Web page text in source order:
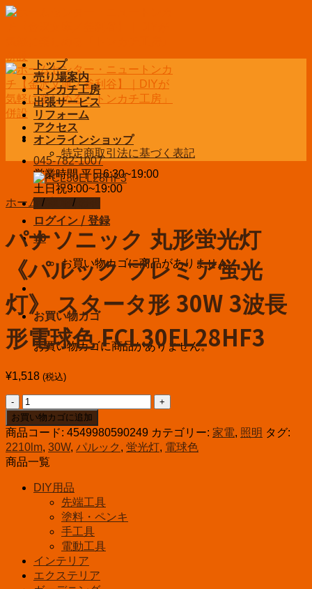
Skip
045-782-1007
営業時間 平日6:30~19:00
土日祝9:00~19:00
お問い合わせ
ログイン / 登録
¥0
お買い物カゴに商品がありません。
お買い物カゴ
お買い物カゴに商品がありません。
トップ
売り場案内
トンカチ工房
出張サービス
リフォーム
アクセス
オンラインショップ
特定商取引法に基づく表記
ホーム / /
パナソニック 丸形蛍光灯
《パルック プレミア蛍光
灯》 スタータ形 30W 3波長
形電球色 FCL30EL28HF3
¥1,518 (税込)
パ
ナ
ソ
ニ
ッ
丸
《パ
ル
お買い物カゴに追加
商品コード: 4549980590249 カテゴリー: 家電, 照明 タグ:
2210lm, 30W, パルック , 蛍光灯, 電球色
商品一覧
DIY用品
先端工具
塗料・ペンキ
手工具
電動工具
インテリア
エクステリア